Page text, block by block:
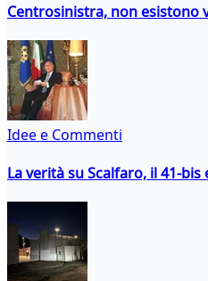
Centrosinistra, non esistono
Idee e Commenti
La verità su Scalfaro, il 41-